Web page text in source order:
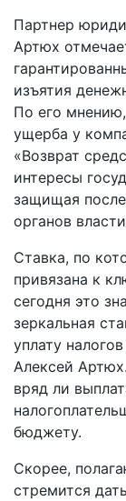
Партнер
Артюх
изъятия
По его
ущерба у
«Возврат
интересы
защищая
органов
Ставка, по
привязана к
сегодня это
зеркальная
уплату
Алексей
вряд ли
бюджету.
Скорее,
стремится